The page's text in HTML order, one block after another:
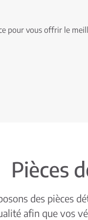
pour vous offrir le
Pièces
des pièces
afin que vos